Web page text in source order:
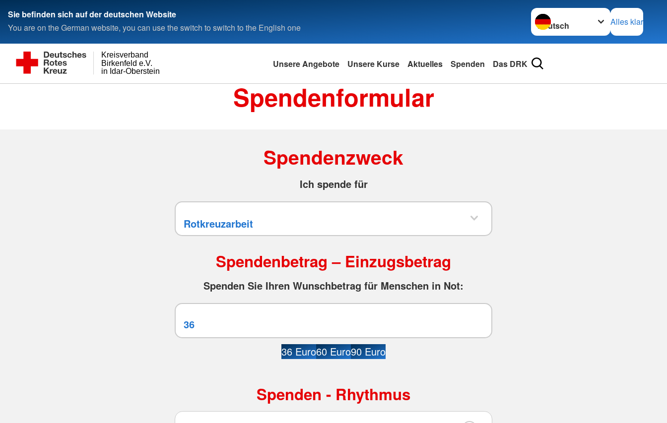
Sie befinden sich auf der deutschen Website
You are on the German website, you can use the switch to switch to the English one
Sprache wechseln zu
Alles klar
in Idar-Oberstein
Birkenfeld e.V.
Kreisverband
Unsere Angebote Unsere Kurse Aktuelles Spenden Das DRK
Spendenformular
Spendenzweck
Ich spende für
Spendenbetrag – Einzugsbetrag
Spenden Sie Ihren Wunschbetrag für Menschen in Not:
36 Euro60 Euro90 Euro
Spenden - Rhythmus